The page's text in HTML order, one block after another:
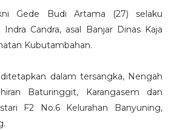
Gede Budi Artama (27) selaku
Candra, asal Banjar Dinas Kaja
Kubutambahan.
dalam tersangka, Nengah
Baturinggit, Karangasem dan
F2 No.6 Kelurahan Banyuning,